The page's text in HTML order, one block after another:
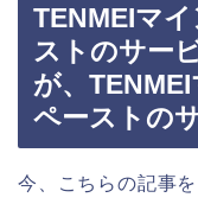
TENMEIマ
ストのサー
が、
ペーストの
今、こちらの記事